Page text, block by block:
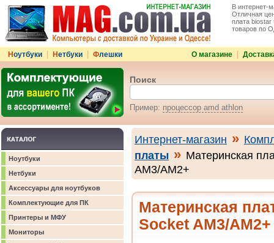
В интернет-
Отличная
плата biostar
товаров по
Н оутбуки Н етбуки Флешки О магазине
Поиск
Пример: процессор amd athlon
Интернет-магазин »
платы » Материнская
AM3/AM2+
Материнская
Socket AM3/AM2+
Ноутбуки
Нетбуки
Аксессуары для ноутбуков
Комплектующие для ПК
Принтеры и МФУ
Мониторы